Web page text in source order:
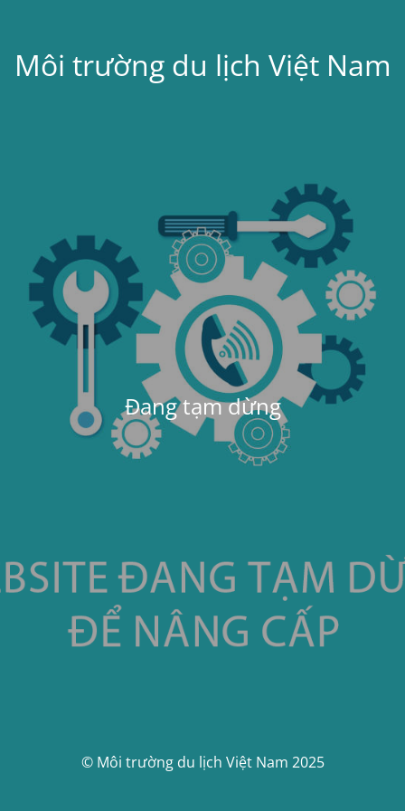
Môi trường du lịch Việt Nam
Đang tạm dừng
© Môi trường du lịch Việt Nam 2025